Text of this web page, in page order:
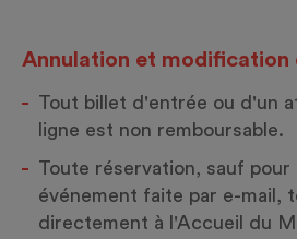
Annulation et modification
Tout billet d'entrée ou d'un
ligne est non remboursable.
Toute réservation, sauf pour
événement faite par e-mail,
directement à l'Accueil du